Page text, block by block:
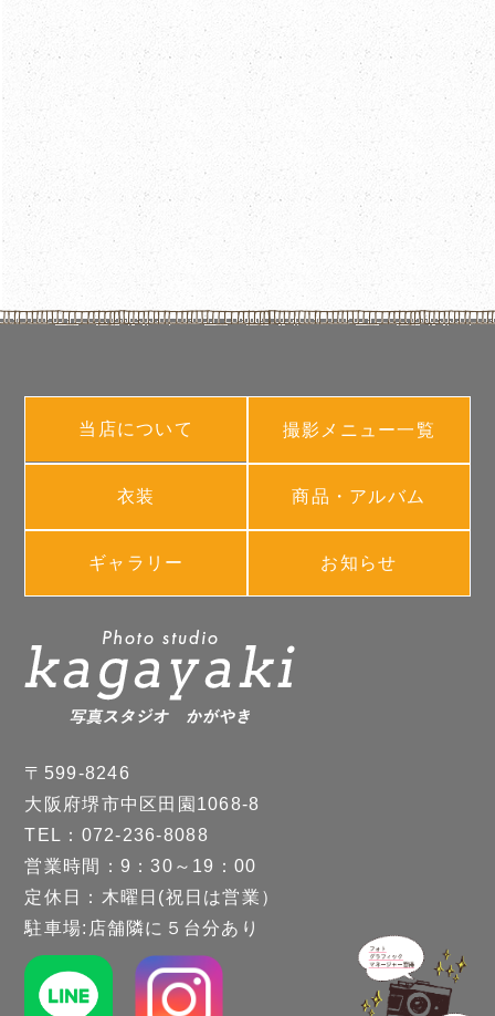
当店について 撮影メニュー一覧
衣装 商品・アルバム
ギャラリー お知らせ
〒599-8246
大阪府堺市中区田園1068-8
TEL：072-236-8088
営業時間：9：30～19：00
定休日：木曜日(祝日は営業）
駐車場:店舗隣に５台分あり